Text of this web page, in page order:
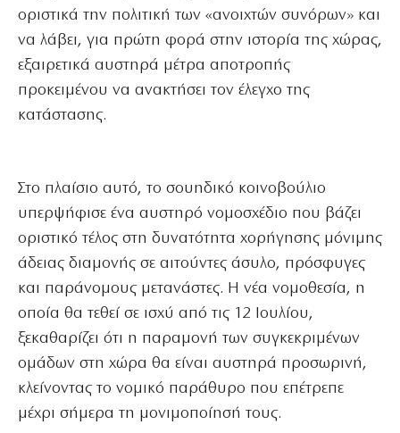
οριστικά την πολιτική των «ανοιχτών συνόρων» και
να λάβει, για πρώτη φορά στην ιστορία της χώρας,
εξαιρετικά αυστηρά μέτρα αποτροπής
προκειμένου να ανακτήσει τον έλεγχο της
κατάστασης.
Στο πλαίσιο αυτό, το σουηδικό κοινοβούλιο
υπερψήφισε ένα αυστηρό νομοσχέδιο που βάζει
οριστικό τέλος στη δυνατότητα χορήγησης μόνιμης
άδειας διαμονής σε αιτούντες άσυλο, πρόσφυγες
και παράνομους μετανάστες. Η νέα νομοθεσία, η
οποία θα τεθεί σε ισχύ από τις 12 Ιουλίου,
ξεκαθαρίζει ότι η παραμονή των συγκεκριμένων
ομάδων στη χώρα θα είναι αυστηρά προσωρινή,
κλείνοντας το νομικό παράθυρο που επέτρεπε
μέχρι σήμερα τη μονιμοποίησή τους.